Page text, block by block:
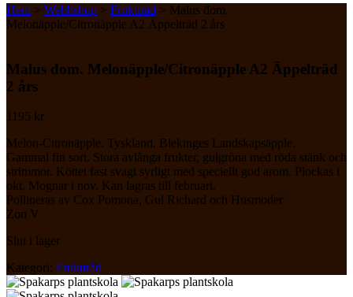
Hem > Webbshop > Fruktträd > Malus dom.
Melonäpple/Citronäpple A2 Äppelträd 2 års
Malus dom. Melonäpple/Citronäpple A2 Äppelträd
2 års
1195 kr
Melon-Citronäpple. Tyskland. Blekinges Landskapsäpple.
Gammal fin sort. Stora avlånga frukter, gulgröna med röda stänk och
strimmor. Köttet fast svagt syrligt med speciellt god arom. Plockas i
okt. Mognar i nov. Kan lagras till februari.
Pollineras av Cox Pomona, Gul Richard och Husmoder
Zon V
Slut i lager
Kategori: Fruktträd